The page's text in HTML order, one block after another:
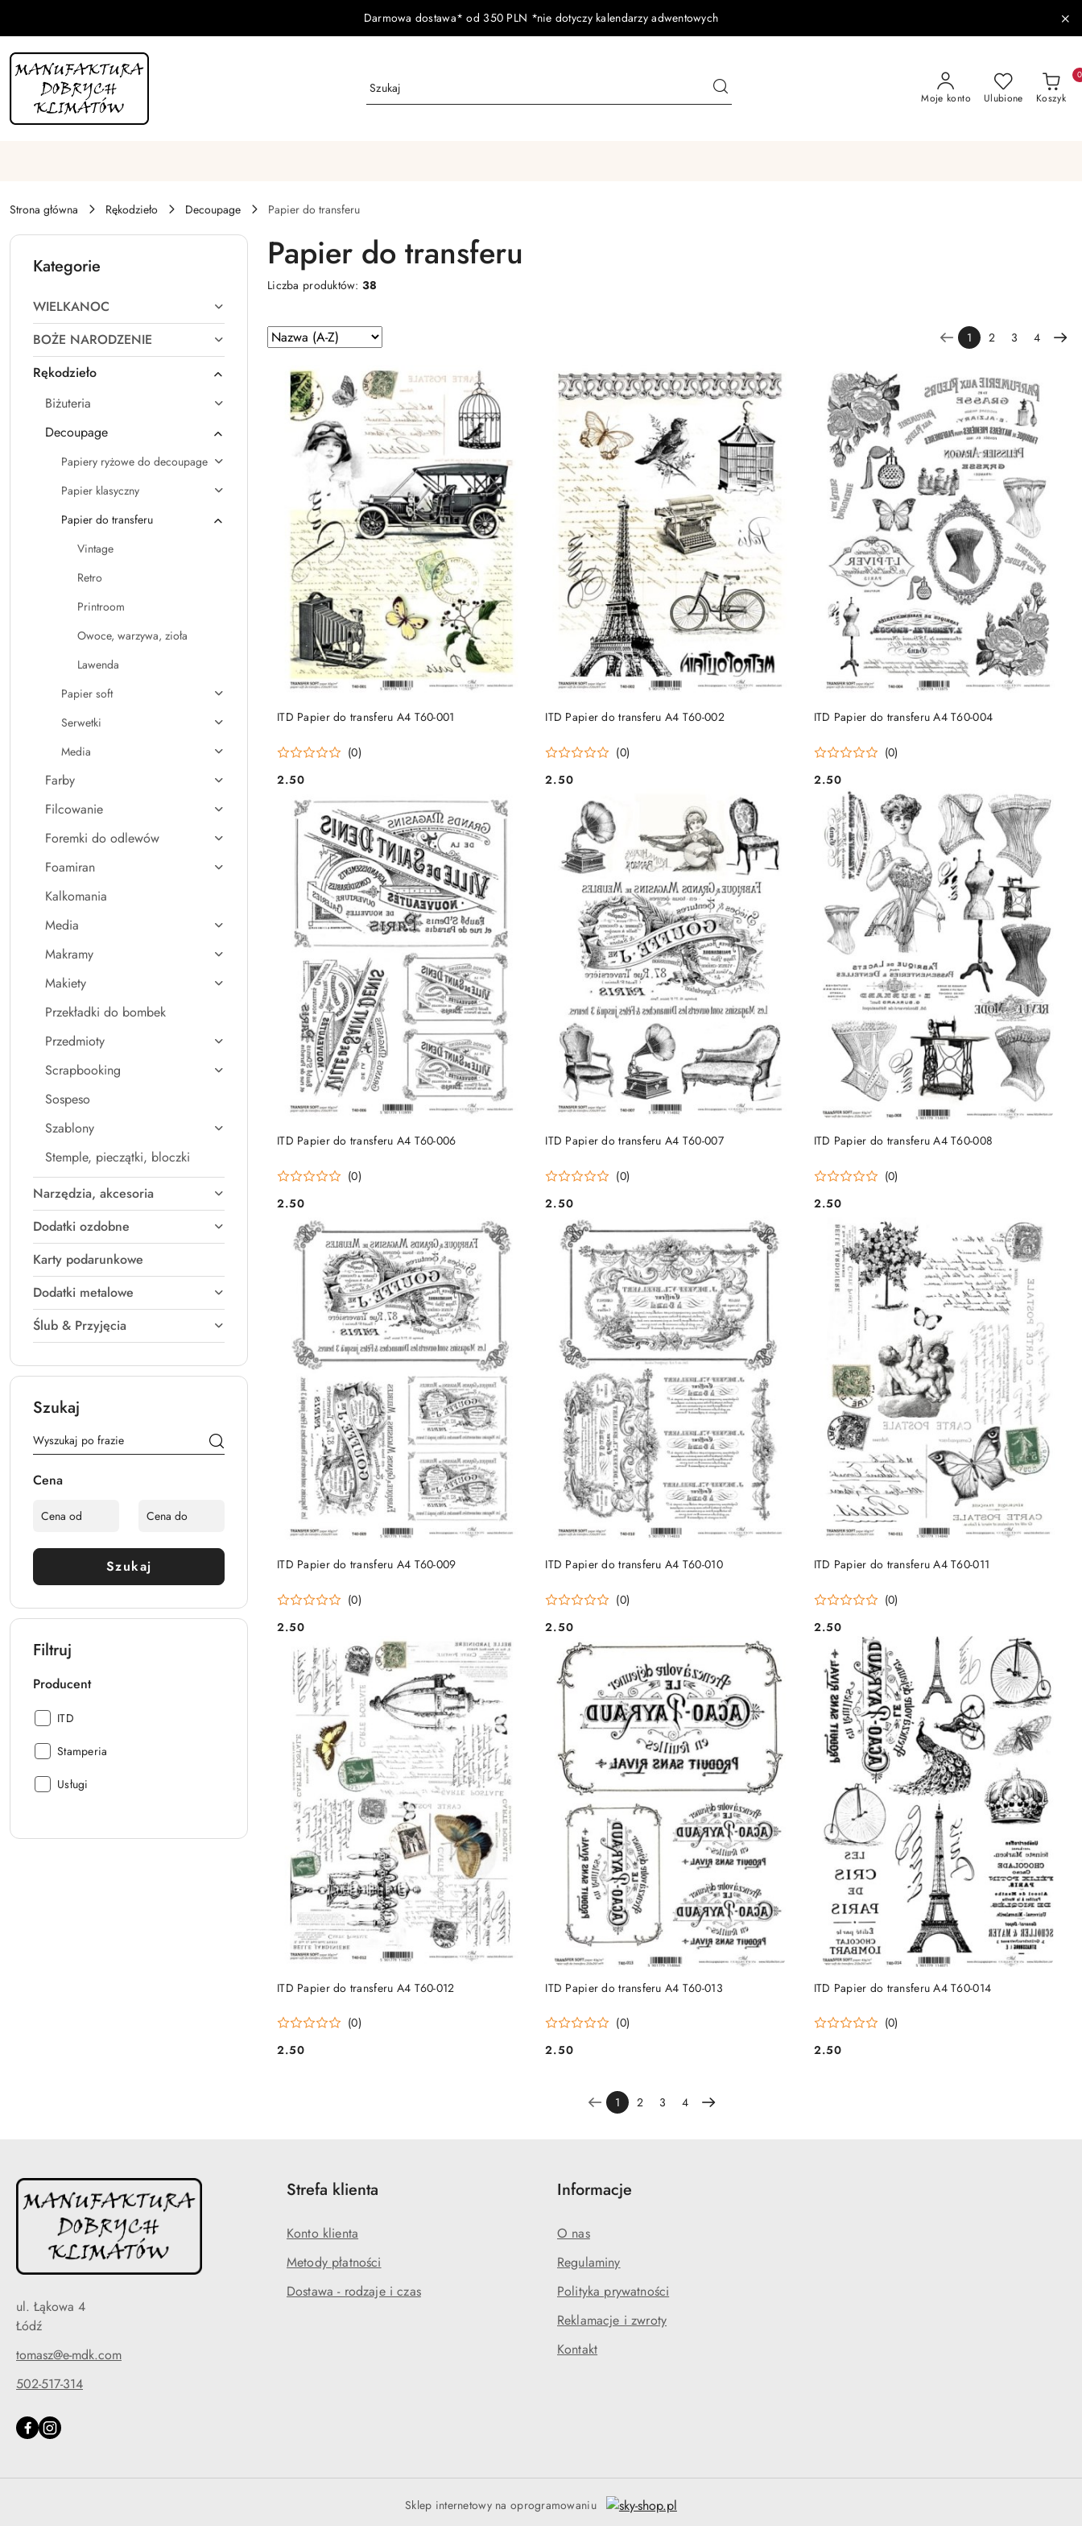
Darmowa dostawa* od 350 PLN *nie dotyczy kalendarzy adwentowych
Moje konto Ulubione Koszyk
0
Strona główna Rękodzieło Decoupage Papier do transferu
Kategorie
WIELKANOC
BOŻE NARODZENIE
Rękodzieło
Biżuteria
Decoupage
Papiery ryżowe do decoupage
Papier klasyczny
Papier do transferu
Vintage
Retro
Printroom
Owoce, warzywa, zioła
Lawenda
Papier soft
Serwetki
Media
Farby
Filcowanie
Foremki do odlewów
Foamiran
Kalkomania
Media
Makramy
Makiety
Przekładki do bombek
Przedmioty
Scrapbooking
Sospeso
Szablony
Stemple, pieczątki, bloczki
Narzędzia, akcesoria
Dodatki ozdobne
Karty podarunkowe
Dodatki metalowe
Ślub & Przyjęcia
Szukaj
Cena
Szukaj
Filtruj
Producent
Producent:
ITD
Producent:
Stamperia
Producent:
Usługi
Papier do transferu
Liczba produktów:38
Zastosowano
sortowanie:
Nazwa
Sortuj
według
1 2 3 4
ITD Papier do transferu A4 T60-001
(0)
Cena:
2.50
DO KOSZYKA ITD Papier do transferu A4 T60-002
(0)
Cena:
2.50
DO KOSZYKA ITD Papier do transferu A4 T60-004
(0)
Cena:
2.50
DO KOSZYKA
ITD Papier do transferu A4 T60-006
(0)
Cena:
2.50
DO KOSZYKA ITD Papier do transferu A4 T60-007
(0)
Cena:
2.50
DO KOSZYKA ITD Papier do transferu A4 T60-008
(0)
Cena:
2.50
DO KOSZYKA
ITD Papier do transferu A4 T60-009
(0)
Cena:
2.50
DO KOSZYKA ITD Papier do transferu A4 T60-010
(0)
Cena:
2.50
DO KOSZYKA ITD Papier do transferu A4 T60-011
(0)
Cena:
2.50
DO KOSZYKA
ITD Papier do transferu A4 T60-012
(0)
Cena:
2.50
DO KOSZYKA ITD Papier do transferu A4 T60-013
(0)
Cena:
2.50
DO KOSZYKA ITD Papier do transferu A4 T60-014
(0)
Cena:
2.50
DO KOSZYKA
1 2 3 4
ul. Łąkowa 4
Łódź
tomasz@e-mdk.com
502-517-314
Strefa klienta
Konto klienta
Metody płatności
Dostawa - rodzaje i czas
Informacje
O nas
Regulaminy
Polityka prywatności
Reklamacje i zwroty
Kontakt
Sklep internetowy na oprogramowaniu